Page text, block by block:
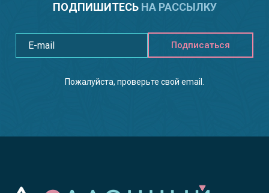
ПОДПИШИТЕСЬ НА РАССЫЛКУ
Подписаться
Пожалуйста, проверьте свой email.